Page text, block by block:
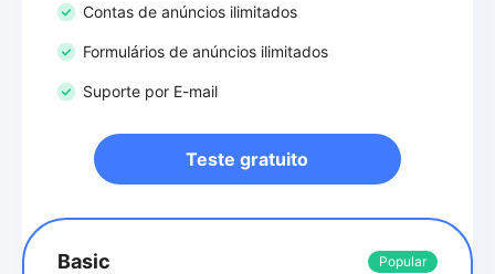
Contas de anúncios ilimitados
Formulários de anúncios ilimitados
Suporte por E-mail
Teste gratuito
Basic Popular